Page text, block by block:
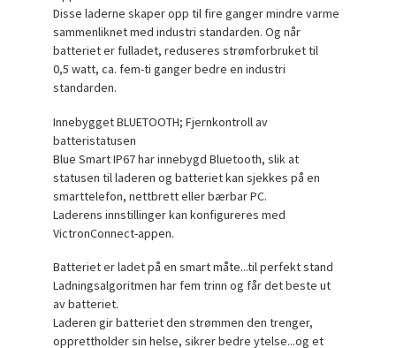
Disse laderne skaper opp til fire ganger mindre varme
sammenliknet med industri standarden. Og når
batteriet er fulladet, reduseres strømforbruket til
0,5 watt, ca. fem-ti ganger bedre en industri
standarden.
Innebygget BLUETOOTH; Fjernkontroll av
batteristatusen
Blue Smart IP67 har innebygd Bluetooth, slik at
statusen til laderen og batteriet kan sjekkes på en
smarttelefon, nettbrett eller bærbar PC.
Laderens innstillinger kan konfigureres med
VictronConnect-appen.
Batteriet er ladet på en smart måte...til perfekt stand
Ladningsalgoritmen har fem trinn og får det beste ut
av batteriet.
Laderen gir batteriet den strømmen den trenger,
opprettholder sin helse, sikrer bedre ytelse...og et